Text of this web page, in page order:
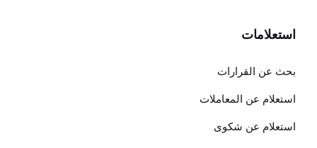
استعلامات
بحث عن القرارات
استعلام عن المعاملات
استعلام عن شكوى